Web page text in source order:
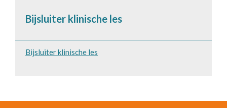
Bijsluiter klinische les
Bijsluiter klinische les